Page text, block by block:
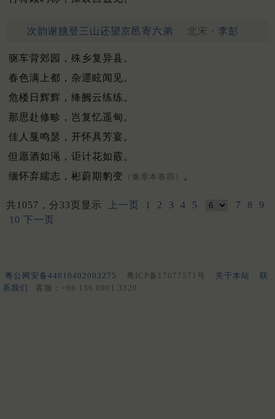
次韵谢朓登三山还望京邑寄六弟 北宋 · 李彭
驱车背郊园，殊乡复异县。
春色满上都，杂遝眩闻见。
危楼日辉辉，绛阙云练练。
那思赴修畛，岂复忆遥甸。
佳人戛鸣瑟，开怀具芳宴。
但愿酒如渑，讵计花如霰。
缅怀弃繻志，彬蔚期豹变
（豫章本卷四） 。
共1057，分33页显示 上一页 1 2 3 4 5 7 8
9
10 下一页
粤公网安备44010402003275 粤ICP备17077571号 关于本站
联
系我们
客服：+86 136 0901 3320